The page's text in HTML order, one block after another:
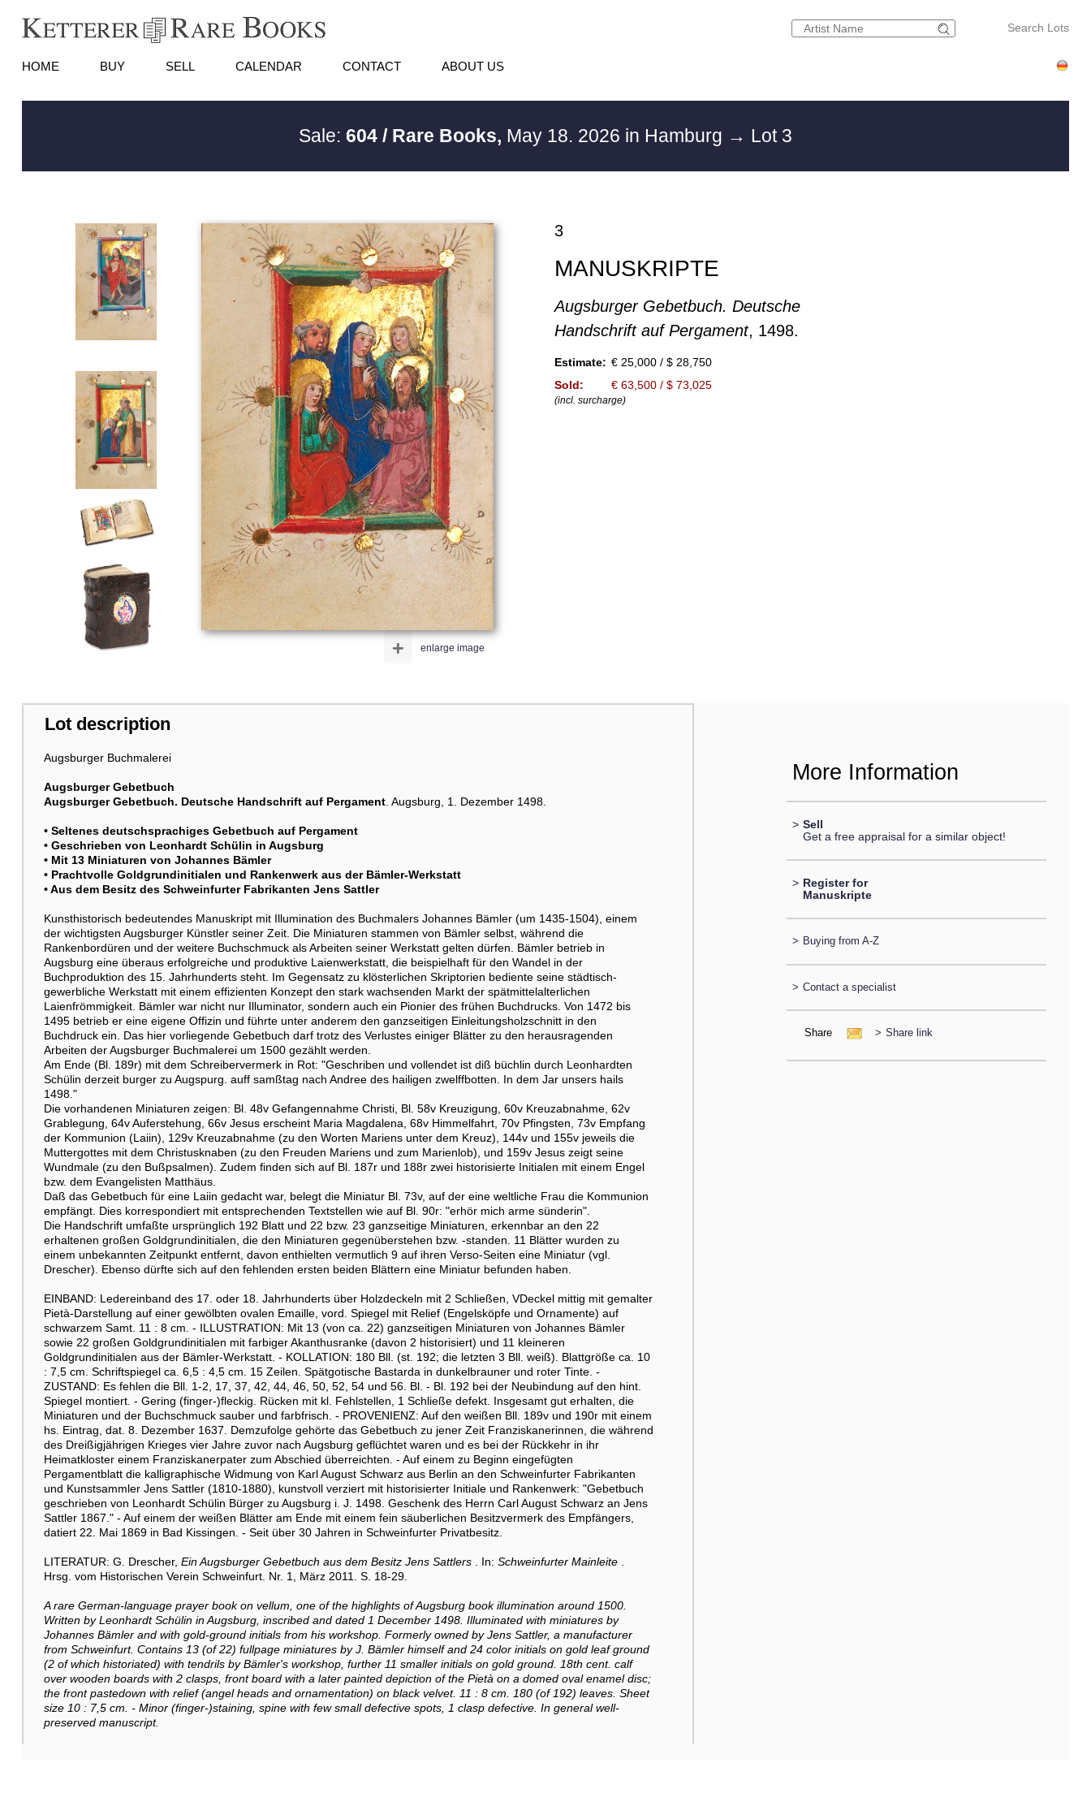
Search Lots
HOME BUY SELL CALENDAR CONTACT ABOUT US
Sale: 604 / Rare Books, May 18. 2026 in Hamburg → Lot 3
enlarge image
+
3
MANUSKRIPTE
Augsburger Gebetbuch. Deutsche
Handschrift auf Pergament, 1498.
Estimate: € 25,000 / $ 28,750
Sold:
€ 63,500 / $ 73,025
(incl. surcharge)
Lot description
Augsburger Buchmalerei
Augsburger Gebetbuch
Augsburger Gebetbuch. Deutsche Handschrift auf Pergament. Augsburg, 1. Dezember 1498.
• Seltenes deutschsprachiges Gebetbuch auf Pergament
• Geschrieben von Leonhardt Schülin in Augsburg
• Mit 13 Miniaturen von Johannes Bämler
• Prachtvolle Goldgrundinitialen und Rankenwerk aus der Bämler-Werkstatt
• Aus dem Besitz des Schweinfurter Fabrikanten Jens Sattler
Kunsthistorisch bedeutendes Manuskript mit Illumination des Buchmalers Johannes Bämler (um 1435-1504), einem
der wichtigsten Augsburger Künstler seiner Zeit. Die Miniaturen stammen von Bämler selbst, während die
Rankenbordüren und der weitere Buchschmuck als Arbeiten seiner Werkstatt gelten dürfen. Bämler betrieb in
Augsburg eine überaus erfolgreiche und produktive Laienwerkstatt, die beispielhaft für den Wandel in der
Buchproduktion des 15. Jahrhunderts steht. Im Gegensatz zu klösterlichen Skriptorien bediente seine städtisch-
gewerbliche Werkstatt mit einem effizienten Konzept den stark wachsenden Markt der spätmittelalterlichen
Laienfrömmigkeit. Bämler war nicht nur Illuminator, sondern auch ein Pionier des frühen Buchdrucks. Von 1472 bis
1495 betrieb er eine eigene Offizin und führte unter anderem den ganzseitigen Einleitungsholzschnitt in den
Buchdruck ein. Das hier vorliegende Gebetbuch darf trotz des Verlustes einiger Blätter zu den herausragenden
Arbeiten der Augsburger Buchmalerei um 1500 gezählt werden.
Am Ende (Bl. 189r) mit dem Schreibervermerk in Rot: "Geschriben und vollendet ist diß büchlin durch Leonhardten
Schülin derzeit burger zu Augspurg. auff samßtag nach Andree des hailigen zwelffbotten. In dem Jar unsers hails
1498."
Die vorhandenen Miniaturen zeigen: Bl. 48v Gefangennahme Christi, Bl. 58v Kreuzigung, 60v Kreuzabnahme, 62v
Grablegung, 64v Auferstehung, 66v Jesus erscheint Maria Magdalena, 68v Himmelfahrt, 70v Pfingsten, 73v Empfang
der Kommunion (Laiin), 129v Kreuzabnahme (zu den Worten Mariens unter dem Kreuz), 144v und 155v jeweils die
Muttergottes mit dem Christusknaben (zu den Freuden Mariens und zum Marienlob), und 159v Jesus zeigt seine
Wundmale (zu den Bußpsalmen). Zudem finden sich auf Bl. 187r und 188r zwei historisierte Initialen mit einem Engel
bzw. dem Evangelisten Matthäus.
Daß das Gebetbuch für eine Laiin gedacht war, belegt die Miniatur Bl. 73v, auf der eine weltliche Frau die Kommunion
empfängt. Dies korrespondiert mit entsprechenden Textstellen wie auf Bl. 90r: "erhör mich arme sünderin".
Die Handschrift umfaßte ursprünglich 192 Blatt und 22 bzw. 23 ganzseitige Miniaturen, erkennbar an den 22
erhaltenen großen Goldgrundinitialen, die den Miniaturen gegenüberstehen bzw. -standen. 11 Blätter wurden zu
einem unbekannten Zeitpunkt entfernt, davon enthielten vermutlich 9 auf ihren Verso-Seiten eine Miniatur (vgl.
Drescher). Ebenso dürfte sich auf den fehlenden ersten beiden Blättern eine Miniatur befunden haben.
EINBAND: Ledereinband des 17. oder 18. Jahrhunderts über Holzdeckeln mit 2 Schließen, VDeckel mittig mit gemalter
Pietà-Darstellung auf einer gewölbten ovalen Emaille, vord. Spiegel mit Relief (Engelsköpfe und Ornamente) auf
schwarzem Samt. 11 : 8 cm. - ILLUSTRATION: Mit 13 (von ca. 22) ganzseitigen Miniaturen von Johannes Bämler
sowie 22 großen Goldgrundinitialen mit farbiger Akanthusranke (davon 2 historisiert) und 11 kleineren
Goldgrundinitialen aus der Bämler-Werkstatt. - KOLLATION: 180 Bll. (st. 192; die letzten 3 Bll. weiß). Blattgröße ca. 10
: 7,5 cm. Schriftspiegel ca. 6,5 : 4,5 cm. 15 Zeilen. Spätgotische Bastarda in dunkelbrauner und roter Tinte. -
ZUSTAND: Es fehlen die Bll. 1-2, 17, 37, 42, 44, 46, 50, 52, 54 und 56. Bl. - Bl. 192 bei der Neubindung auf den hint.
Spiegel montiert. - Gering (finger-)fleckig. Rücken mit kl. Fehlstellen, 1 Schließe defekt. Insgesamt gut erhalten, die
Miniaturen und der Buchschmuck sauber und farbfrisch. - PROVENIENZ: Auf den weißen Bll. 189v und 190r mit einem
hs. Eintrag, dat. 8. Dezember 1637. Demzufolge gehörte das Gebetbuch zu jener Zeit Franziskanerinnen, die während
des Dreißigjährigen Krieges vier Jahre zuvor nach Augsburg geflüchtet waren und es bei der Rückkehr in ihr
Heimatkloster einem Franziskanerpater zum Abschied überreichten. - Auf einem zu Beginn eingefügten
Pergamentblatt die kalligraphische Widmung von Karl August Schwarz aus Berlin an den Schweinfurter Fabrikanten
und Kunstsammler Jens Sattler (1810-1880), kunstvoll verziert mit historisierter Initiale und Rankenwerk: "Gebetbuch
geschrieben von Leonhardt Schülin Bürger zu Augsburg i. J. 1498. Geschenk des Herrn Carl August Schwarz an Jens
Sattler 1867." - Auf einem der weißen Blätter am Ende mit einem fein säuberlichen Besitzvermerk des Empfängers,
datiert 22. Mai 1869 in Bad Kissingen. - Seit über 30 Jahren in Schweinfurter Privatbesitz.
LITERATUR: G. Drescher, Ein Augsburger Gebetbuch aus dem Besitz Jens Sattlers. In: Schweinfurter Mainleite.
Hrsg. vom Historischen Verein Schweinfurt. Nr. 1, März 2011. S. 18-29.
A rare German-language prayer book on vellum, one of the highlights of Augsburg book illumination around 1500.
Written by Leonhardt Schülin in Augsburg, inscribed and dated 1 December 1498. Illuminated with miniatures by
Johannes Bämler and with gold-ground initials from his workshop. Formerly owned by Jens Sattler, a manufacturer
from Schweinfurt. Contains 13 (of 22) fullpage miniatures by J. Bämler himself and 24 color initials on gold leaf ground
(2 of which historiated) with tendrils by Bämler's workshop, further 11 smaller initials on gold ground. 18th cent. calf
over wooden boards with 2 clasps, front board with a later painted depiction of the Pietà on a domed oval enamel disc;
the front pastedown with relief (angel heads and ornamentation) on black velvet. 11 : 8 cm. 180 (of 192) leaves. Sheet
size 10 : 7,5 cm. - Minor (finger-)staining, spine with few small defective spots, 1 clasp defective. In general well-
preserved manuscript.
More Information
> Sell
Get a free appraisal for a similar object!
> Register for
Manuskripte
> Buying from A-Z
> Contact a specialist
Share > Share link